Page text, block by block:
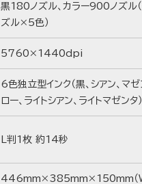
黒180ノズル、カラー900ノズル
ズル×5色）
5760×1440dpi
6色独立型インク（黒、シアン、マゼ
ロー、ライトシアン、ライトマゼンタ）
L判1枚 約14秒
446mm×385mm×150mm（